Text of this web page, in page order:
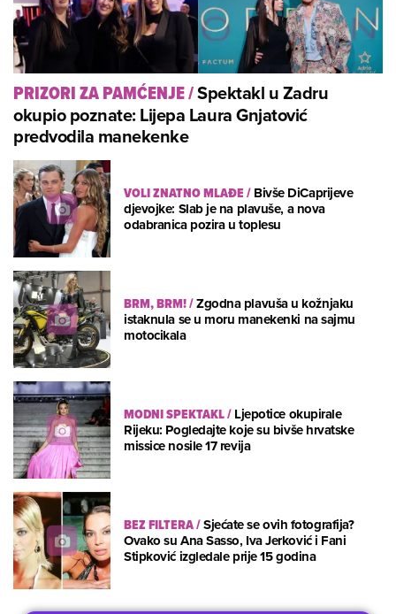
PRIZORI ZA PAMĆENJE/Spektakl u Zadru
okupio poznate: Lijepa Laura Gnjatović
predvodila manekenke
VOLI ZNATNO MLAĐE/Bivše DiCaprijeve
djevojke: Slab je na plavuše, a nova
odabranica pozira u toplesu
BRM, BRM!/Zgodna plavuša u kožnjaku
istaknula se u moru manekenki na sajmu
motocikala
MODNI SPEKTAKL/Ljepotice okupirale
Rijeku: Pogledajte koje su bivše hrvatske
missice nosile 17 revija
BEZ FILTERA/Sjećate se ovih fotografija?
Ovako su Ana Sasso, Iva Jerković i Fani
Stipković izgledale prije 15 godina